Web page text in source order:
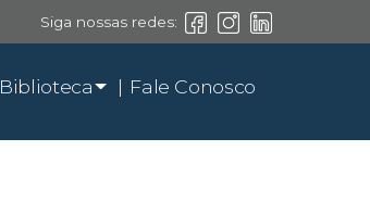
Siga nossas redes:
Biblioteca Fale Conosco